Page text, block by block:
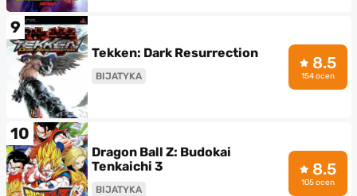
9
Tekken: Dark Resurrection
BIJATYKA
8.5
154 ocen
10
Dragon Ball Z: Budokai
Tenkaichi 3
BIJATYKA
8.5
105 ocen